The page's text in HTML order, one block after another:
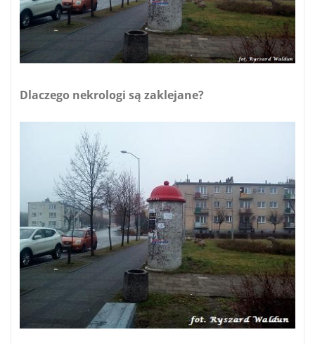
Dlaczego nekrologi są zaklejane?